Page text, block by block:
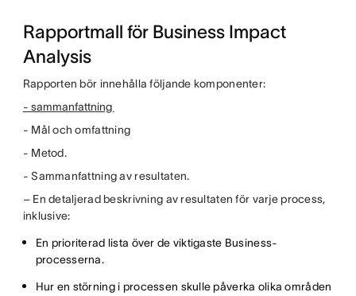
Rapportmall för Business Impact
Analysis
Rapporten bör innehålla följande komponenter:
- sammanfattning
- Mål och omfattning
- Metod.
- Sammanfattning av resultaten.
– En detaljerad beskrivning av resultaten för varje process,
inklusive:
En prioriterad lista över de viktigaste Business-
processerna.
Hur en störning i processen skulle påverka olika områden